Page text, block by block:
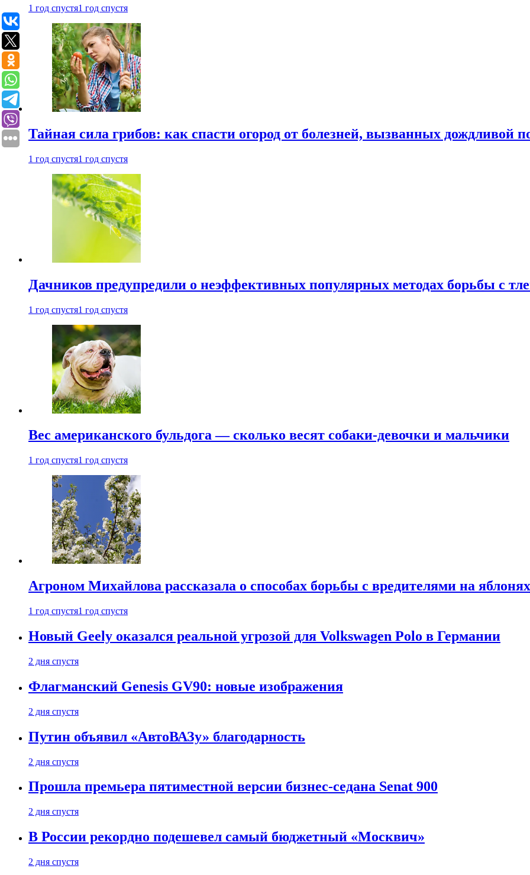
1 год спустя1 год спустя
Тайная сила грибов: как спасти огород от болезней, вызванных дождливой
1 год спустя1 год спустя
Дачников предупредили о неэффективных популярных методах борьбы с
1 год спустя1 год спустя
Вес американского бульдога — сколько весят собаки-девочки и мальчики
1 год спустя1 год спустя
Агроном Михайлова рассказала о способах борьбы с вредителями на яблонях
1 год спустя1 год спустя
Новый Geely оказался реальной угрозой для Volkswagen Polo в Германии
2 дня спустя
Флагманский Genesis GV90: новые изображения
2 дня спустя
Путин объявил «АвтоВАЗу» благодарность
2 дня спустя
Прошла премьера пятиместной версии бизнес-седана Senat 900
2 дня спустя
В России рекордно подешевел самый бюджетный «Москвич»
2 дня спустя